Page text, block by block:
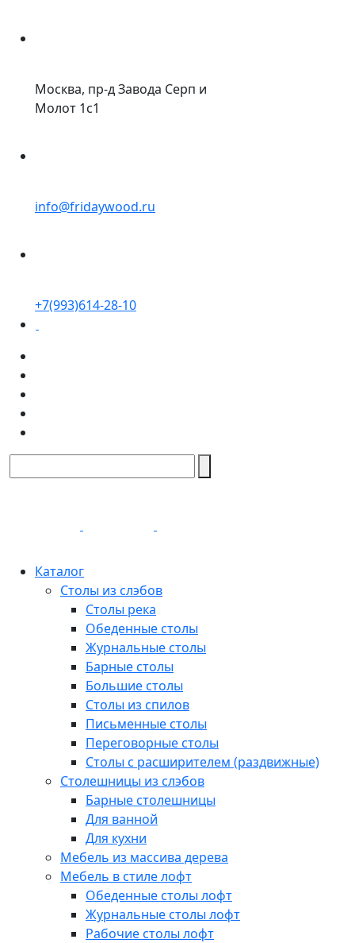
Москва, пр-д Завода Серп и
Молот 1с1
info@fridaywood.ru
+7(993)614-28-10
Каталог
Столы из слэбов
Столы река
Обеденные столы
Журнальные столы
Барные столы
Большие столы
Столы из спилов
Письменные столы
Переговорные столы
Столы с расширителем (раздвижные)
Столешницы из слэбов
Барные столешницы
Для ванной
Для кухни
Мебель из массива дерева
Мебель в стиле лофт
Обеденные столы лофт
Журнальные столы лофт
Рабочие столы лофт